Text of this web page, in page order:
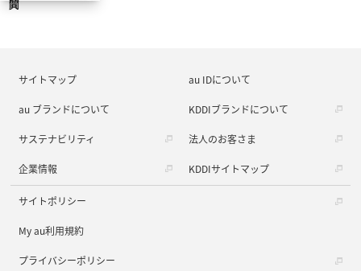
サイトマップ au IDについて
au ブランドについて KDDIブランドについて
サステナビリティ 法人のお客さま
企業情報 KDDIサイトマップ
サイトポリシー
My au利用規約
プライバシーポリシー